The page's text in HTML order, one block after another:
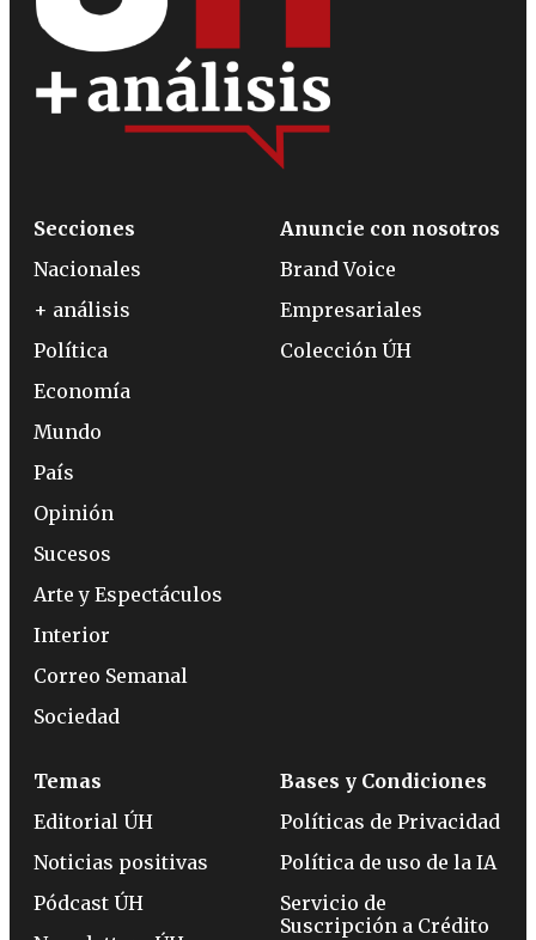
Secciones
Nacionales
+ análisis
Política
Economía
Mundo
País
Opinión
Sucesos
Arte y Espectáculos
Interior
Correo Semanal
Sociedad
Anuncie con nosotros
Brand Voice
Empresariales
Colección ÚH
Temas
Editorial ÚH
Noticias positivas
Pódcast ÚH
Bases y Condiciones
Políticas de Privacidad
Política de uso de la IA
Servicio de
Suscripción a Crédito